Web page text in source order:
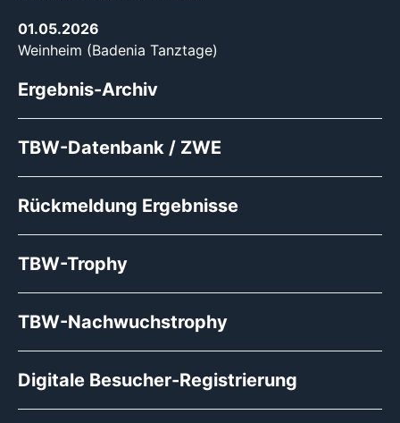
01.05.2026
Weinheim (Badenia Tanztage)
Ergebnis-Archiv
TBW-Datenbank / ZWE
Rückmeldung Ergebnisse
TBW-Trophy
TBW-Nachwuchstrophy
Digitale Besucher-Registrierung